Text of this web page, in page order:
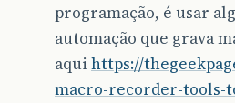
programação, é usar
automação que grava
aqui https://
macro-recorder-tools-